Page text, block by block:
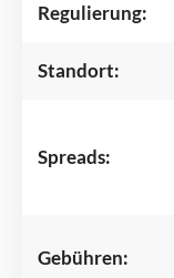
Regulierung:
Standort:
Spreads:
Gebühren: